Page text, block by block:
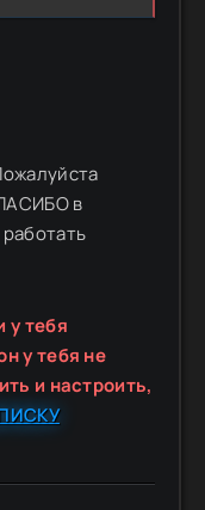
в
у тебя
у тебя не
и настроить,